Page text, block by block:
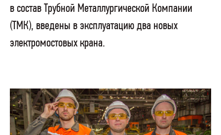
в состав Трубной Металлургической Компании
(ТМК), введены в эксплуатацию два новых
электромостовых крана.